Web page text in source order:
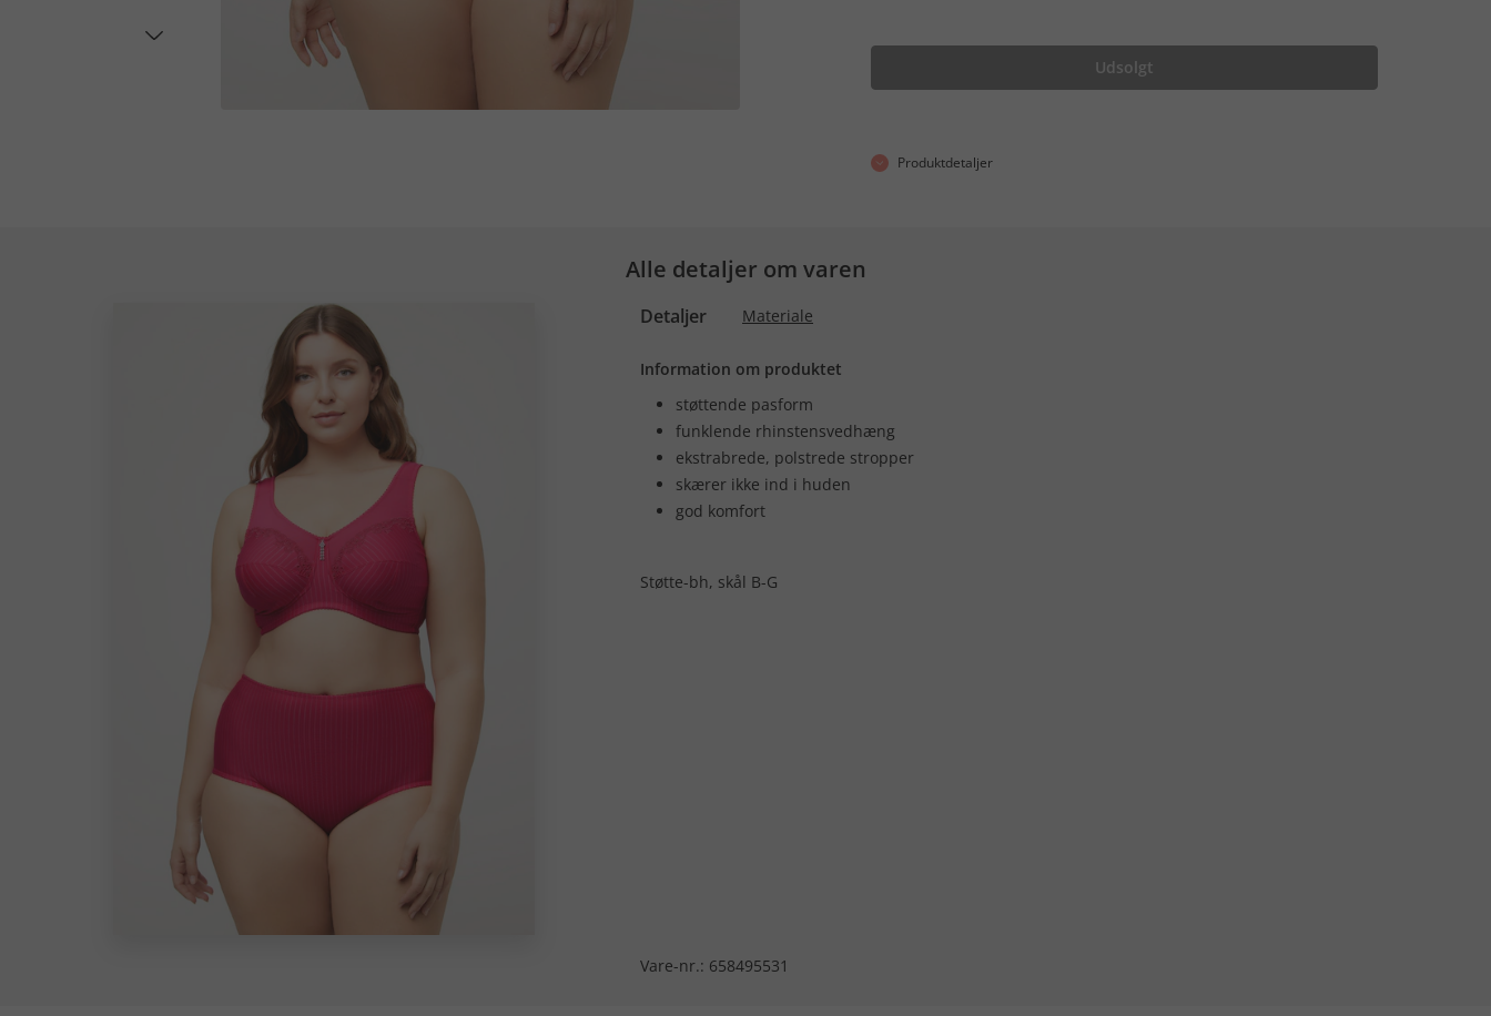
Udsolgt
Produktdetaljer
Alle detaljer om varen
Detaljer Materiale
Information om produktet
støttende pasform
funklende rhinstensvedhæng
ekstrabrede, polstrede stropper
skærer ikke ind i huden
god komfort
Støtte-bh, skål B-G
Vare-nr.: 658495531